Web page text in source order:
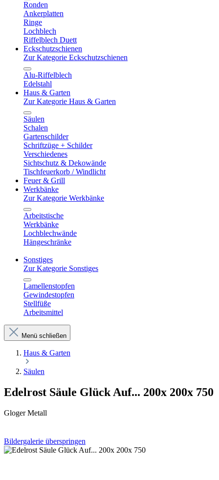
Ronden
Ankerplatten
Ringe
Lochblech
Riffelblech Duett
Eckschutzschienen
Zur Kategorie Eckschutzschienen
Alu-Riffelblech
Edelstahl
Haus & Garten
Zur Kategorie Haus & Garten
Säulen
Schalen
Gartenschilder
Schriftzüge + Schilder
Verschiedenes
Sichtschutz & Dekowände
Tischfeuerkorb / Windlicht
Feuer & Grill
Werkbänke
Zur Kategorie Werkbänke
Arbeitstische
Werkbänke
Lochblechwände
Hängeschränke
Sonstiges
Zur Kategorie Sonstiges
Lamellenstopfen
Gewindestopfen
Stellfüße
Arbeitsmittel
Menü schließen
Haus & Garten
Säulen
Edelrost Säule Glück Auf... 200x 200x 750
Gloger Metall
Bildergalerie überspringen